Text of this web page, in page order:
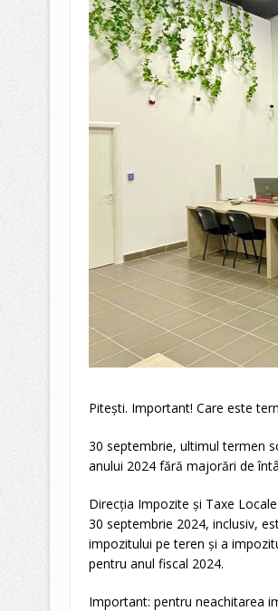
Pitești. Important! Care este
30 septembrie, ultimul termen
anului 2024 fără majorări de
Direcția Impozite și Taxe
30 septembrie 2024, inclusiv,
impozitului pe teren și a
pentru anul fiscal 2024.
Important: pentru neachitarea